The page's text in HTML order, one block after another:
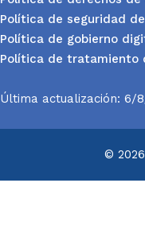
Política de seguridad
Política de gobierno
Política de tratamiento
Última actualización: 6/
©